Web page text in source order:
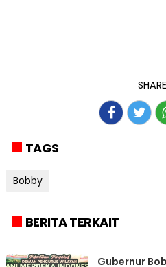
TAGS
Bobby
BERITA TERKAIT
Gubernur